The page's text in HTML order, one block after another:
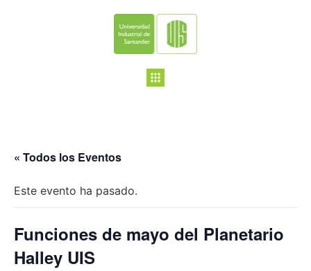
« Todos los Eventos
Este evento ha pasado.
Funciones de mayo del Planetario
Halley UIS